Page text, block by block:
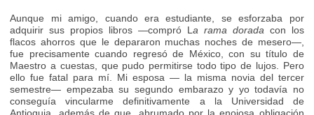
Aunque mi amigo, cuando era estudiante, se esforzaba por
adquirir sus propios libros —compró L a rama dorada con los
flacos ahorros que le depararon muchas noches de mesero—,
fue precisamente cuando regresó de México, con su título de
Maestro a cuestas, que pudo permitirse todo tipo de lujos. Pero
ello fue fatal para mí. Mi esposa — la misma novia del tercer
semestre— empezaba su segundo embarazo y yo todavía no
conseguía vincularme definitivamente a la Universidad de